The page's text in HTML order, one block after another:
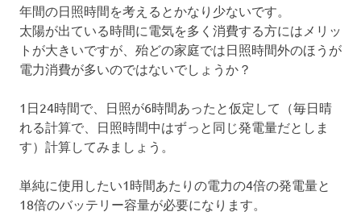
年間の日照時間を考えるとかなり少ないです。
太陽が出ている時間に電気を多く消費する方にはメリッ
トが大きいですが、殆どの家庭では日照時間外のほうが
電力消費が多いのではないでしょうか？
1日24時間で、日照が6時間あったと仮定して（毎日晴
れる計算で、日照時間中はずっと同じ発電量だとしま
す）計算してみましょう。
単純に使用したい1時間あたりの電力の4倍の発電量と
18倍のバッテリー容量が必要になります。